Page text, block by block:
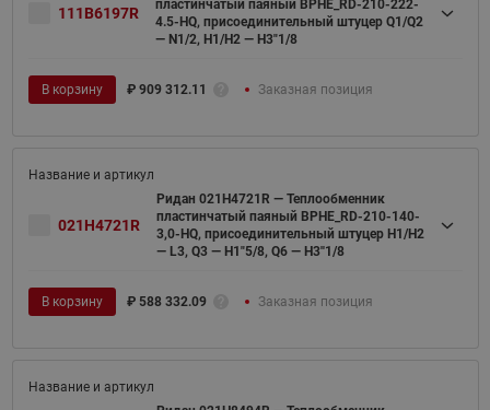
111B6197R
пластинчатый паяный BPHE_RD-210-222-
4.5-HQ, присоединительный штуцер Q1/Q2
— N1/2, H1/H2 — H3"1/8
В корзину ₽ 909 312.11 Заказная позиция
021H4721R
Ридан 021H4721R — Теплообменник
пластинчатый паяный BPHE_RD-210-140-
3,0-HQ, присоединительный штуцер H1/H2
— L3, Q3 — H1"5/8, Q6 — H3''1/8
В корзину ₽ 588 332.09 Заказная позиция